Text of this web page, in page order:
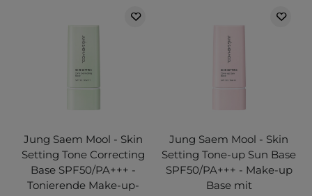
Jung Saem Mool - Skin
Setting Tone Correcting
Base SPF50/PA+++ -
Tonierende Make-up-
Jung Saem Mool - Skin
Setting Tone-up Sun Base
SPF50/PA+++ - Make-up
Base mit